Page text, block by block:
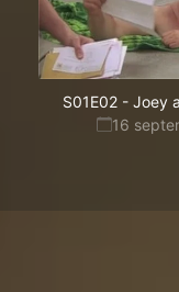
S01E02 - Joey
16